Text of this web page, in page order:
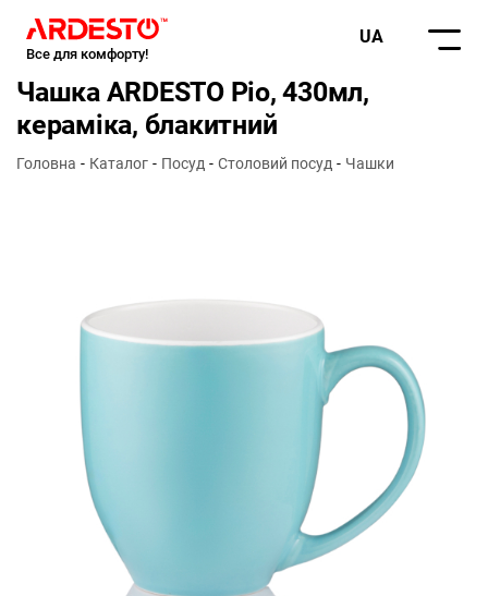
Все для комфорту!
UA
Чашка ARDESTO Pio, 430мл,
кераміка, блакитний
Головна Каталог Посуд Столовий посуд Чашки